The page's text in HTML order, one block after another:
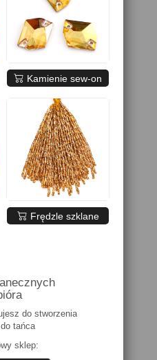
NIEBIESKIE
SREBRNE
Kamienie sew-on
Frędzle szklane
do stworzenia
tańca
sklep: